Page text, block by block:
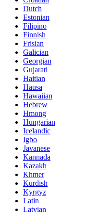
Dutch
Estonian
Filipino
Finnish
Frisian
Galician
Georgian
Gujarati
Haitian
Hausa
Hawaiian
Hebrew
Hmong
Hungarian
Icelandic
Igbo
Javanese
Kannada
Kazakh
Khmer
Kurdish
Kyrgyz
Latin
Latvian